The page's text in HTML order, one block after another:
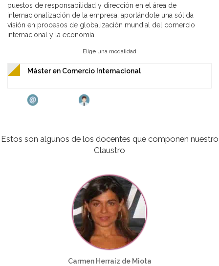
puestos de responsabilidad y dirección en el área de
internacionalización de la empresa, aportándote una sólida
visión en procesos de globalización mundial del comercio
internacional y la economía.
Elige una modalidad
Máster en Comercio Internacional
Estos son algunos de los docentes que componen nuestro
Claustro
Carmen Herraiz de Miota